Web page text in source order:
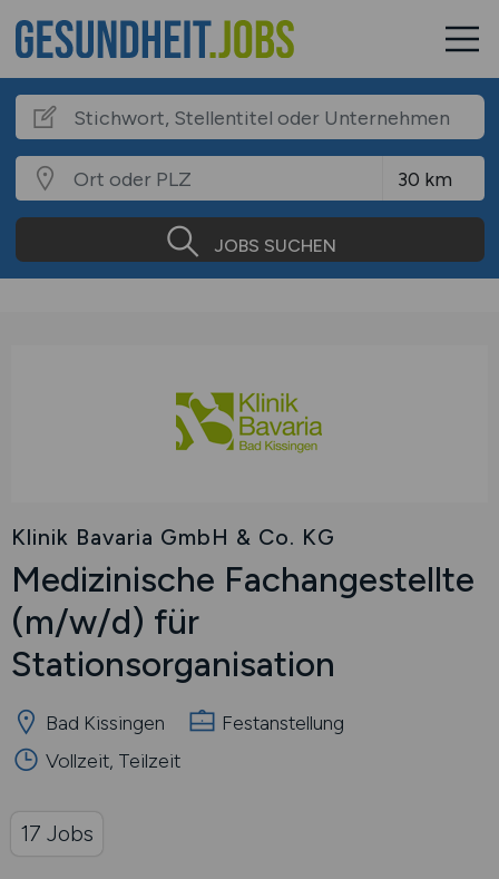
JOBS SUCHEN
Klinik Bavaria GmbH & Co. KG
Medizinische Fachangestellte
(m/w/d) für
Stationsorganisation
Bad Kissingen
Festanstellung
Vollzeit, Teilzeit
17 Jobs